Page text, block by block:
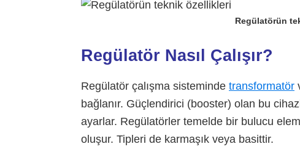
Regülatörün
Regülatör Nasıl Çalışır?
Regülatör çalışma sisteminde transformatör
bağlanır. Güçlendirici (booster) olan bu
ayarlar. Regülatörler temelde bir bulucu
oluşur. Tipleri de karmaşık veya basittir.